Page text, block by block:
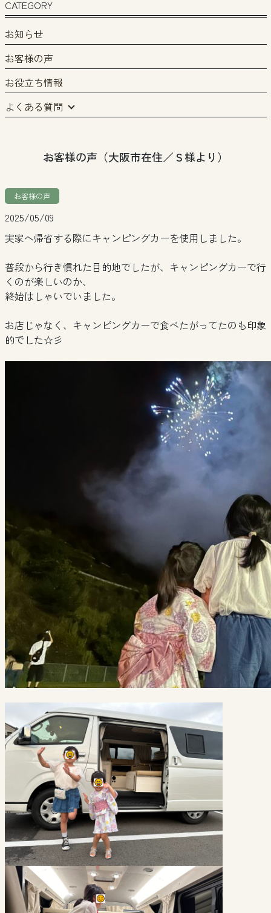
CATEGORY
お知らせ
お客様の声
お役立ち情報
よくある質問
お客様の声（大阪市在住／Ｓ様より）
お客様の声
2025/05/09
実家へ帰省する際にキャンピングカーを使用しました。
普段から行き慣れた目的地でしたが、キャンピングカーで行
くのが楽しいのか、
終始はしゃいでいました。
お店じゃなく、キャンピングカーで食べたがってたのも印象
的でした☆彡